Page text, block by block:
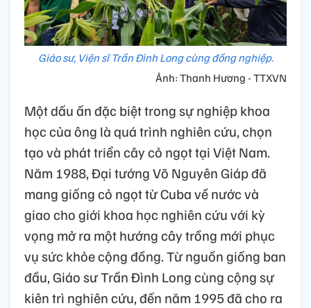
Giáo sư, Viện sĩ Trần Đình Long cùng đồng nghiệp.
Ảnh: Thanh Hương - TTXVN
Một dấu ấn đặc biệt trong sự nghiệp khoa
học của ông là quá trình nghiên cứu, chọn
tạo và phát triển cây cỏ ngọt tại Việt Nam.
Năm 1988, Đại tướng Võ Nguyên Giáp đã
mang giống cỏ ngọt từ Cuba về nước và
giao cho giới khoa học nghiên cứu với kỳ
vọng mở ra một hướng cây trồng mới phục
vụ sức khỏe cộng đồng. Từ nguồn giống ban
đầu, Giáo sư Trần Đình Long cùng cộng sự
kiên trì nghiên cứu, đến năm 1995 đã cho ra